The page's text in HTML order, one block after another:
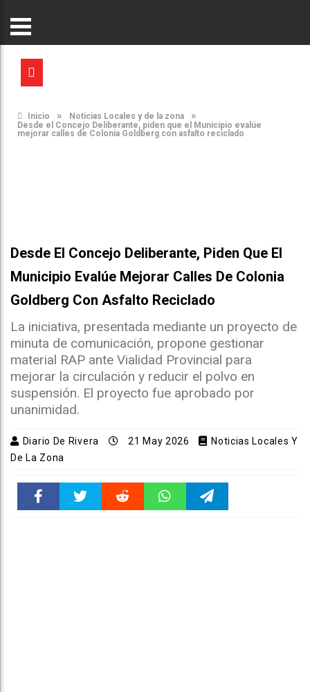
Inicio » Noticias Locales y de la zona »
Desde el Concejo Deliberante, piden que el Municipio evalúe
mejorar calles de Colonia Goldberg con asfalto reciclado
Desde El Concejo Deliberante, Piden Que El
Municipio Evalúe Mejorar Calles De Colonia
Goldberg Con Asfalto Reciclado
La iniciativa, presentada mediante un proyecto de
minuta de comunicación, propone gestionar
material RAP ante Vialidad Provincial para
mejorar la circulación y reducir el polvo en
suspensión. El proyecto fue aprobado por
unanimidad.
Diario De Rivera 21 May 2026
Noticias Locales Y
De La Zona